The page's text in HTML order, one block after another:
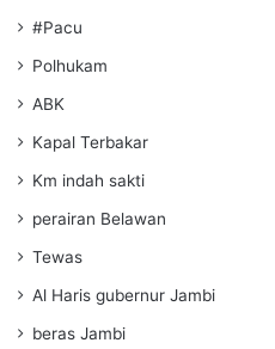
#Pacu
Polhukam
ABK
Kapal Terbakar
Km indah sakti
perairan Belawan
Tewas
Al Haris gubernur Jambi
beras Jambi